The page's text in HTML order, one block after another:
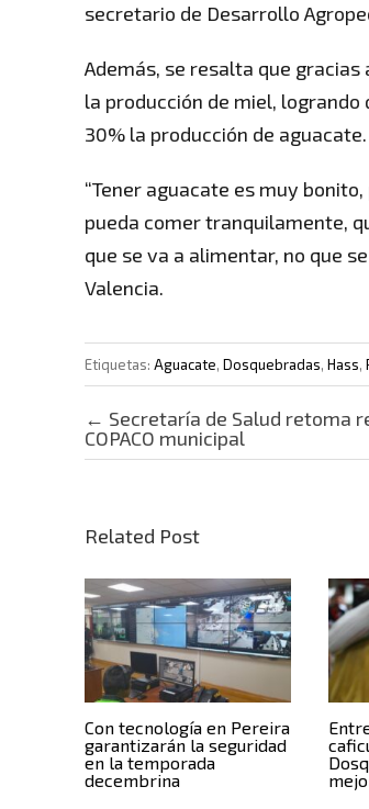
secretario de Desarrollo
Además, se resalta que
la producción de miel,
30% la producción de aguacate.
“Tener aguacate es muy
pueda comer tranquilamente,
que se va a alimentar, no que
Valencia.
Etiquetas: Aguacate, Dosquebradas, Hass,
Post navigation
← Secretaría de Salud retoma
COPACO municipal
Related Post
Con tecnología en Pereira
garantizarán la seguridad
en la temporada
decembrina